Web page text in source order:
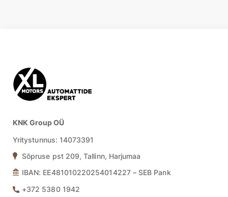
KNK Group OÜ
Yritystunnus: 14073391
Sõpruse pst 209, Tallinn, Harjumaa
IBAN: EE481010220254014227 – SEB Pank
+372 5380 1942